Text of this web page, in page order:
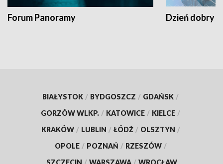
Forum Panoramy Dzień dobry
BIAŁYSTOK / BYDGOSZCZ / GDAŃSK /
GORZÓW WLKP. / KATOWICE / KIELCE /
KRAKÓW / LUBLIN / ŁÓDŹ / OLSZTYN /
OPOLE / POZNAŃ / RZESZÓW /
SZCZECIN / WARSZAWA / WROCŁAW